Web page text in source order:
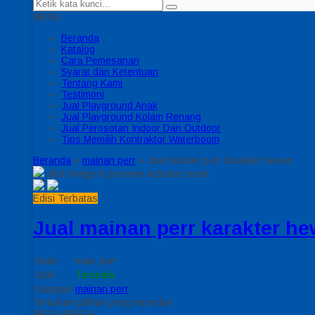
MENU
Beranda
Katalog
Cara Pemesanan
Syarat dan Ketentuan
Tentang Kami
Testimoni
Jual Playground Anak
Jual Playground Kolam Renang
Jual Perosotan Indoor Dan Outdoor
Tips Memilih Kontraktor Waterboom
Beranda » mainan perr » Jual mainan perr karakter hewan
click image to preview activate zoom
Edisi Terbatas
Jual mainan perr karakter
Kode
main perr
Stok
Tersedia
Kategori mainan perr
Tentukan pilihan yang tersedia!